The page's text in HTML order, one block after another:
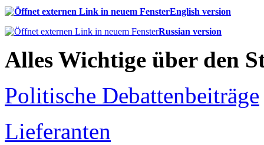
English version
Russian version
Alles Wichtige über den
Politische Debattenbeiträge
Lieferanten